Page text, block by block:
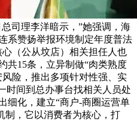
司理李洋暗示，”她强调，海
系赞扬举报环境制定年度普法
（公从坟店）相关担任人也
共15条，立异制做“肉类熟度
险，推出多项针对性强、实
时间到总办事台找相关人员处
细化，建立“商户-商圈运营单
制，它以消费者为核心，打